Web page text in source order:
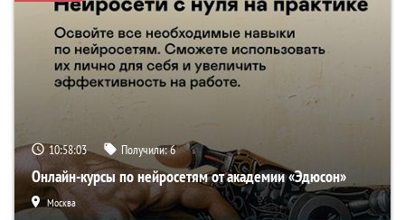
10:58:02 Получили:6
Онлайн-курсы по нейросетям от академии «Эдюсон»
Москва